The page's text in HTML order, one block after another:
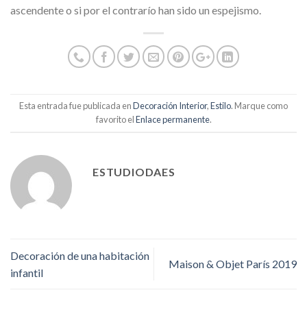
ascendente o si por el contrarío han sido un espejismo.
Esta entrada fue publicada enDecoración Interior,Estilo. Marque como
favorito elEnlace permanente.
ESTUDIODAES
Decoración de una habitación
infantil
Maison & Objet París 2019